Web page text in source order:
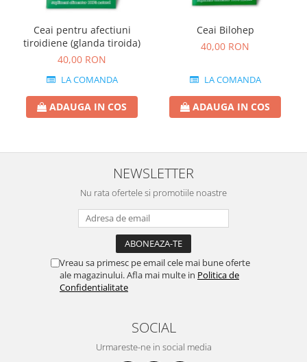
Ceai pentru afectiuni
tiroidiene (glanda tiroida)
40,00 RON
LA COMANDA
ADAUGA IN COS
Ceai Bilohep
40,00 RON
LA COMANDA
ADAUGA IN COS
NEWSLETTER
Nu rata ofertele si promotiile noastre
Vreau sa primesc pe email cele mai bune oferte
ale magazinului. Afla mai multe in Politica de
Confidentialitate
SOCIAL
Urmareste-ne in social media